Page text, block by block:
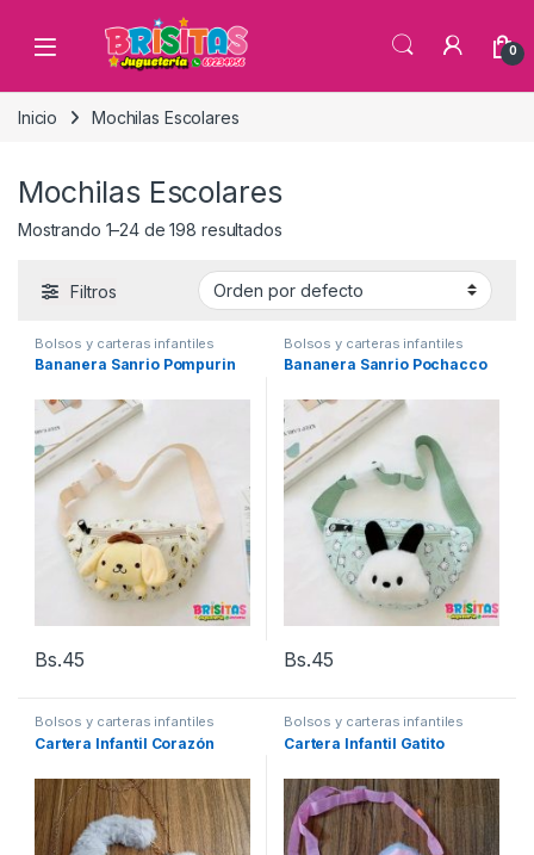
0
Inicio Mochilas Escolares
Mochilas Escolares
Mostrando 1–24 de 198 resultados
Filtros
Bolsos y carteras infantiles
Bananera Sanrio Pompurin
Bs.45
Bolsos y carteras infantiles
Bananera Sanrio Pochacco
Bs.45
Bolsos y carteras infantiles
Cartera Infantil Corazón
Bolsos y carteras infantiles
Cartera Infantil Gatito